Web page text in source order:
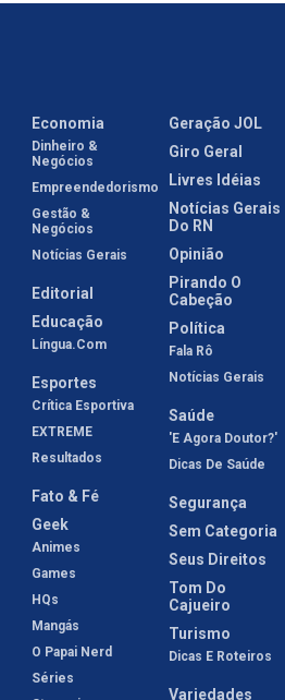
Economia
Dinheiro &
Negócios
Empreendedorismo
Gestão &
Negócios
Notícias Gerais
Editorial
Educação
Língua.com
Esportes
Crítica Esportiva
EXTREME
Resultados
Fato & Fé
Geek
Animes
Games
HQs
Mangás
O Papai Nerd
Séries
Geração JOL
Giro Geral
Livres Idéias
Notícias Gerais
Do RN
Opinião
Pirando O
Cabeção
Política
Fala Rô
Notícias Gerais
Saúde
'E Agora Doutor?'
Dicas De Saúde
Segurança
Sem Categoria
Seus Direitos
Tom Do
Cajueiro
Turismo
Dicas E Roteiros
Variedades